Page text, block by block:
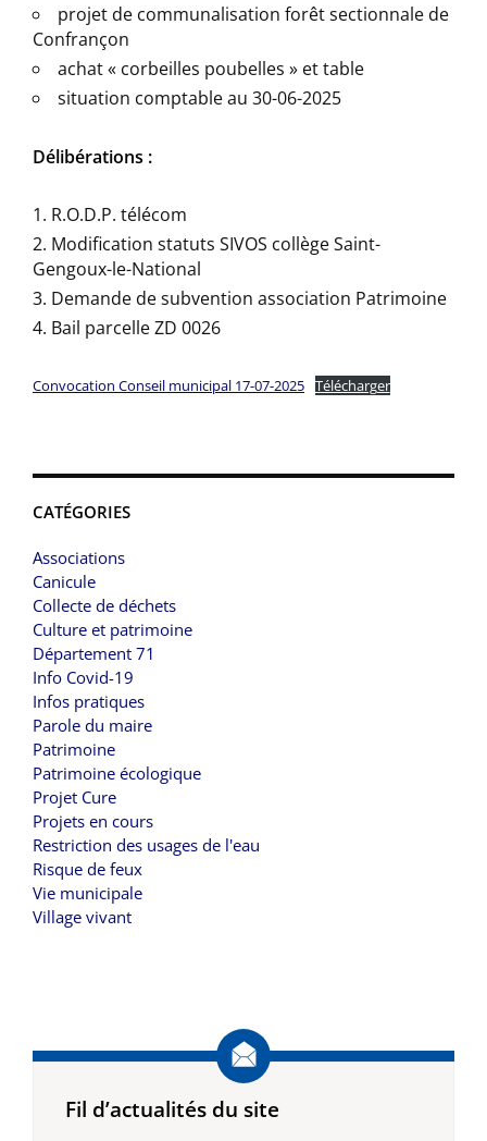
CATÉGORIES
Associations
Canicule
Collecte de déchets
Culture et patrimoine
Département 71
Info Covid-19
Infos pratiques
Parole du maire
Patrimoine
Patrimoine écologique
Projet Cure
Projets en cours
Restriction des usages de l'eau
Risque de feux
Vie municipale
Village vivant
projet de communalisation forêt sectionnale de
Confrançon
achat « corbeilles poubelles » et table
situation comptable au 30-06-2025
Délibérations :
R.O.D.P. télécom
Modification statuts SIVOS collège Saint-
Gengoux-le-National
Demande de subvention association Patrimoine
Bail parcelle ZD 0026
Convocation Conseil municipal 17-07-2025 Télécharger
Fil d’actualités du site